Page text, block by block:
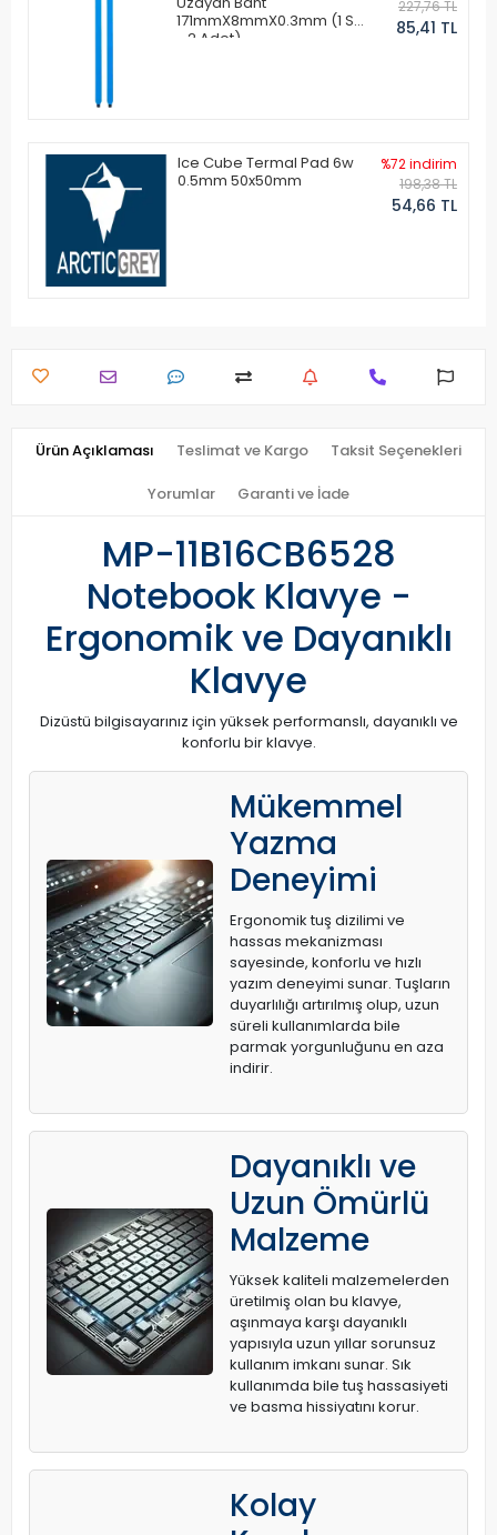
171mmX8mmX0.3mm (1 Set
- 2 Adet)
227,76 TL
85,41 TL
Ice Cube Termal Pad 6w
0.5mm 50x50mm
%72 indirim
198,38 TL
54,66 TL
Ürün Açıklaması Teslimat ve Kargo Taksit Seçenekleri
Yorumlar Garanti ve İade
MP-11B16CB6528
Notebook Klavye -
Ergonomik ve Dayanıklı
Klavye
Dizüstü bilgisayarınız için yüksek performanslı, dayanıklı ve
konforlu bir klavye.
Mükemmel
Yazma
Deneyimi
Ergonomik tuş dizilimi ve
hassas mekanizması
sayesinde, konforlu ve hızlı
yazım deneyimi sunar. Tuşların
duyarlılığı artırılmış olup, uzun
süreli kullanımlarda bile
parmak yorgunluğunu en aza
indirir.
Dayanıklı ve
Uzun Ömürlü
Malzeme
Yüksek kaliteli malzemelerden
üretilmiş olan bu klavye,
aşınmaya karşı dayanıklı
yapısıyla uzun yıllar sorunsuz
kullanım imkanı sunar. Sık
kullanımda bile tuş hassasiyeti
ve basma hissiyatını korur.
Kolay